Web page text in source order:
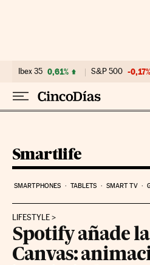
Ibex 35 0,61% S&P 500 -0,17%
Smartlife
SMARTPHONES TABLETS SMART TV
LIFESTYLE
Spotify añade
Canvas: